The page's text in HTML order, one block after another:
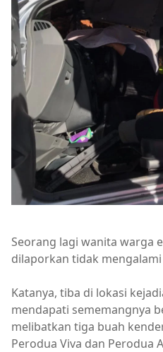
Seorang lagi wanita warga
dilaporkan tidak
Katanya, tiba di lokasi
mendapati sememangnya
melibatkan tiga buah
Perodua Viva dan Perodua